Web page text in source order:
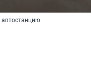
автостанцию